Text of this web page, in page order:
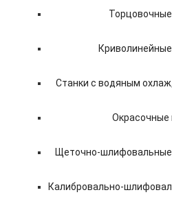
Станки с водяным
Окрасочные
Щеточно-шлифовальные
Калибровально-